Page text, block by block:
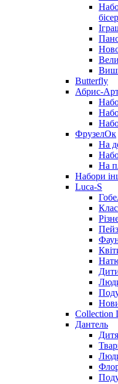
Butterfly
Абрис-
ФрузелОк
На
На
Набори
Luca-S
Collection
Дантель